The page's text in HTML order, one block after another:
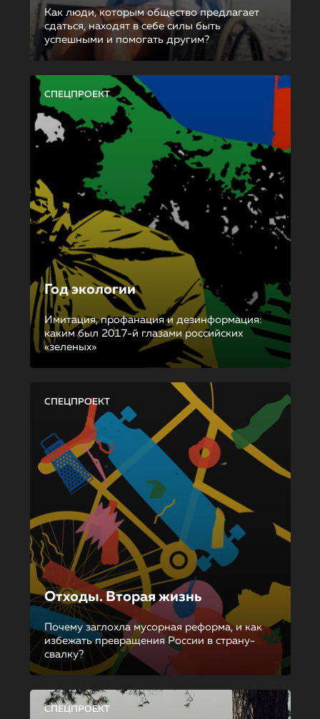
Как люди, которым общество предлагает
сдаться, находят в себе силы быть
успешными и помогать другим?
СПЕЦПРОЕКТ
Год экологии
Имитация, профанация и дезинформация:
каким был 2017-й глазами российских
«зеленых»
СПЕЦПРОЕКТ
Отходы. Вторая жизнь
Почему заглохла мусорная реформа, и как
избежать превращения России в страну-
свалку?
СПЕЦПРОЕКТ